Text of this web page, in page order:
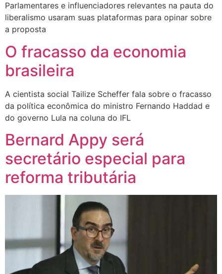
Parlamentares e influenciadores relevantes na pauta do
liberalismo usaram suas plataformas para opinar sobre
a proposta
O fracasso da economia
brasileira
A cientista social Tailize Scheffer fala sobre o fracasso
da política econômica do ministro Fernando Haddad e
do governo Lula na coluna do IFL
Bernard Appy será
secretário especial para
reforma tributária